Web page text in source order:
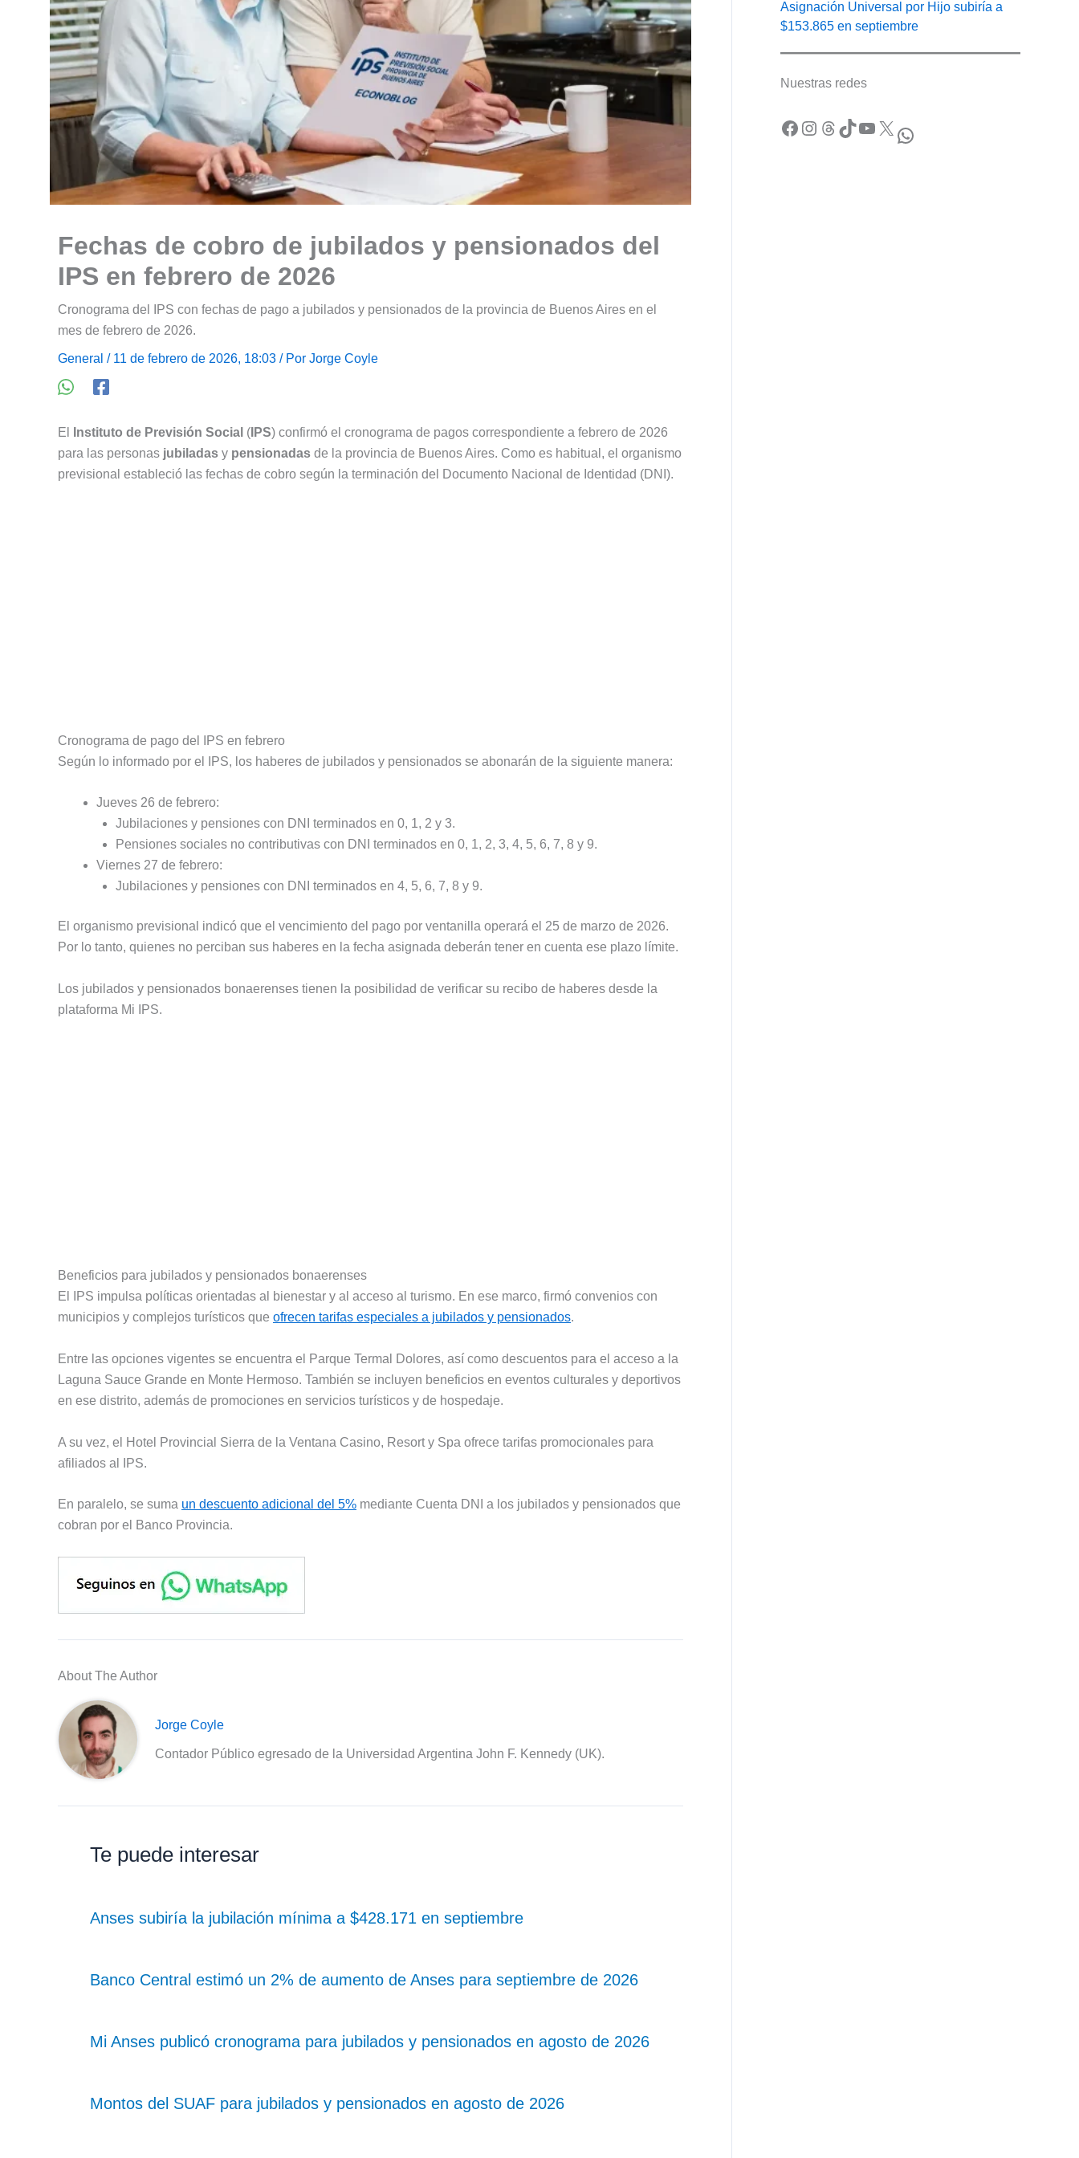
Fechas de cobro de jubilados y pensionados del
IPS en febrero de 2026
Cronograma del IPS con fechas de pago a jubilados y pensionados de la provincia de Buenos Aires en el
mes de febrero de 2026.
General / 11 de febrero de 2026, 18:03 / Por Jorge Coyle
El Instituto de Previsión Social ( IPS) confirmó el cronograma de pagos correspondiente a febrero de 2026
para las personas jubiladas y pensionadas de la provincia de Buenos Aires. Como es habitual, el organismo
previsional estableció las fechas de cobro según la terminación del Documento Nacional de Identidad (DNI).
Cronograma de pago del IPS en febrero
Según lo informado por el IPS, los haberes de jubilados y pensionados se abonarán de la siguiente manera:
Jueves 26 de febrero:
Jubilaciones y pensiones con DNI terminados en 0, 1, 2 y 3.
Pensiones sociales no contributivas con DNI terminados en 0, 1, 2, 3, 4, 5, 6, 7, 8 y 9.
Viernes 27 de febrero:
Jubilaciones y pensiones con DNI terminados en 4, 5, 6, 7, 8 y 9.
El organismo previsional indicó que el vencimiento del pago por ventanilla operará el 25 de marzo de 2026.
Por lo tanto, quienes no perciban sus haberes en la fecha asignada deberán tener en cuenta ese plazo límite.
Los jubilados y pensionados bonaerenses tienen la posibilidad de verificar su recibo de haberes desde la
plataforma Mi IPS.
Beneficios para jubilados y pensionados bonaerenses
El IPS impulsa políticas orientadas al bienestar y al acceso al turismo. En ese marco, firmó convenios con
municipios y complejos turísticos que ofrecen tarifas especiales a jubilados y pensionados.
Entre las opciones vigentes se encuentra el Parque Termal Dolores, así como descuentos para el acceso a la
Laguna Sauce Grande en Monte Hermoso. También se incluyen beneficios en eventos culturales y deportivos
en ese distrito, además de promociones en servicios turísticos y de hospedaje.
A su vez, el Hotel Provincial Sierra de la Ventana Casino, Resort y Spa ofrece tarifas promocionales para
afiliados al IPS.
En paralelo, se suma un descuento adicional del 5% mediante Cuenta DNI a los jubilados y pensionados que
cobran por el Banco Provincia.
About The Author
Jorge Coyle
Contador Público egresado de la Universidad Argentina John F. Kennedy (UK).
Te puede interesar
Anses subiría la jubilación mínima a $428.171 en septiembre
Banco Central estimó un 2% de aumento de Anses para septiembre de 2026
Mi Anses publicó cronograma para jubilados y pensionados en agosto de 2026
Montos del SUAF para jubilados y pensionados en agosto de 2026
Asignación Universal por Hijo subiría a
$153.865 en septiembre
Nuestras redes
Facebook Instagram Threads TikTok YouTube X WhatsApp